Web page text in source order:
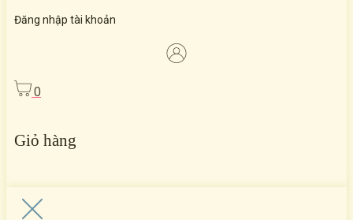
Đăng nhập tài khoản
0
Giỏ hàng